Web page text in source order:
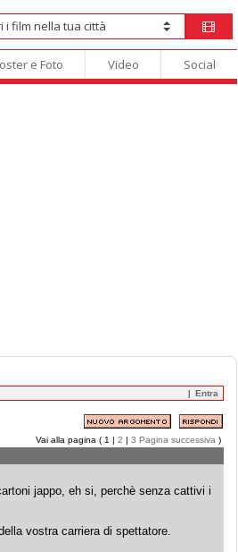
e Foto Video Social
Entra
Vai alla pagina ( 1 | 2 | 3 Pagina successiva )
jappo, eh si, perchè senza cattivi i
vostra carriera di spettatore.